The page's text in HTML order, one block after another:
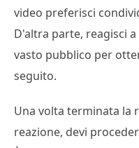
video preferisci
D'altra parte, reagisci
vasto pubblico per
seguito.
Una volta terminata la
reazione, devi